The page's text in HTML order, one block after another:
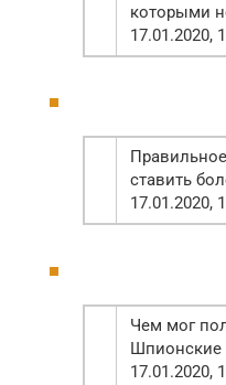
которыми
17.01.2020,
ставить
17.01.2020,
Чем мог
Шпионские
17.01.2020,